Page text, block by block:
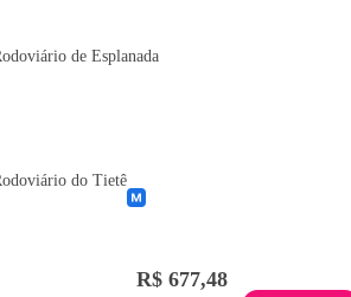
de Esplanada
do Tietê
R$ 677,48